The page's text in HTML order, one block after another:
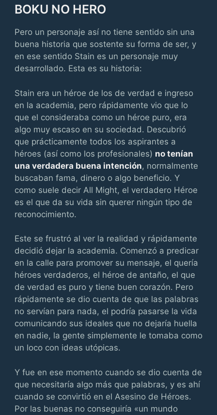
BOKU NO HERO
Pero un personaje así no tiene sentido sin una
buena historia que sostente su forma de ser, y
en ese sentido Stain es un personaje muy
desarrollado. Esta es su historia:
Stain era un héroe de los de verdad e ingreso
en la academia, pero rápidamente vio que lo
que el consideraba como un héroe puro, era
algo muy escaso en su sociedad. Descubrió
que prácticamente todos los aspirantes a
héroes (así como los profesionales) no tenían
una verdadera buena intención, normalmente
buscaban fama, dinero o algo beneficio. Y
como suele decir All Might, el verdadero Héroe
es el que da su vida sin querer ningún tipo de
reconocimiento.
Este se frustró al ver la realidad y rápidamente
decidió dejar la academia. Comenzó a predicar
en la calle para promover su mensaje, el quería
héroes verdaderos, el héroe de antaño, el que
de verdad es puro y tiene buen corazón. Pero
rápidamente se dio cuenta de que las palabras
no servían para nada, el podría pasarse la vida
comunicando sus ideales que no dejaría huella
en nadie, la gente simplemente le tomaba como
un loco con ideas utópicas.
Y fue en ese momento cuando se dio cuenta de
que necesitaría algo más que palabras, y es ahí
cuando se convirtió en el Asesino de Héroes.
Por las buenas no conseguiría «un mundo